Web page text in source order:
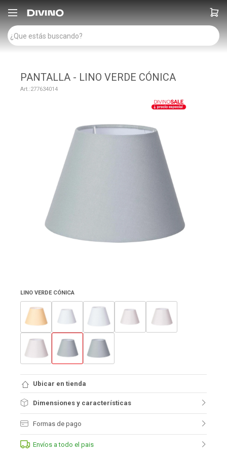

PANTALLA - LINO VERDE CÓNICA
277634014
LINO VERDE CÓNICA
Ubicar en tienda
Dimensiones y características
Formas de pago
Envíos a todo el pais